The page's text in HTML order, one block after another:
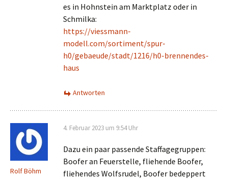
es in Hohnstein am Marktplatz oder in
Schmilka:
https://viessmann-
modell.com/sortiment/spur-
h0/gebaeude/stadt/1216/h0-brennendes-
haus
Antworten
Rolf Böhm
4. Februar 2023 um 9:54 Uhr
Dazu ein paar passende Staffagegruppen:
Boofer an Feuerstelle, fliehende Boofer,
fliehendes Wolfsrudel, Boofer bedeppert